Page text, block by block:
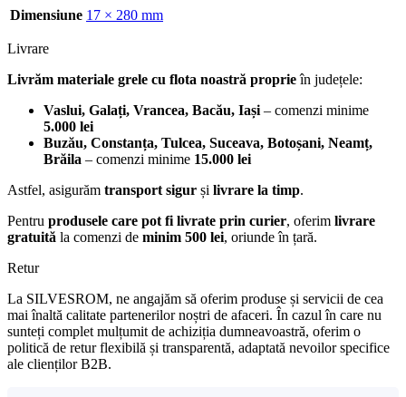
Dimensiune 17 × 280 mm
Livrare
Livrăm materiale grele cu flota noastră proprieîn județele:
Vaslui, Galați, Vrancea, Bacău, Iași– comenzi minime
5.000 lei
Buzău, Constanța, Tulcea, Suceava, Botoșani, Neamț,
Brăila – comenzi minime 15.000 lei
Astfel, asigurăm transport sigur și livrare la timp.
Pentru produsele care pot fi livrate prin curier, oferim livrare
gratuită la comenzi de minim 500 lei, oriunde în țară.
Retur
La SILVESROM, ne angajăm să oferim produse și servicii de cea
mai înaltă calitate partenerilor noștri de afaceri. În cazul în care nu
sunteți complet mulțumit de achiziția dumneavoastră, oferim o
politică de retur flexibilă și transparentă, adaptată nevoilor specifice
ale clienților B2B.